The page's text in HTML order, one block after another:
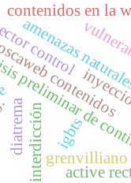
de
interdicción
contenidos
contenidos en la
igbts
amenazas
diatrema
grenvilliano
active
control